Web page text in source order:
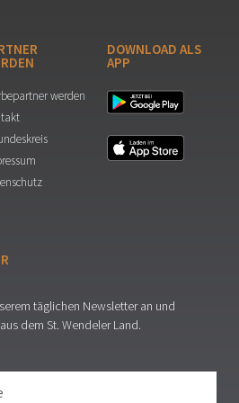
werden
DOWNLOAD ALS
APP
täglichen Newsletter an und
dem St. Wendeler Land.